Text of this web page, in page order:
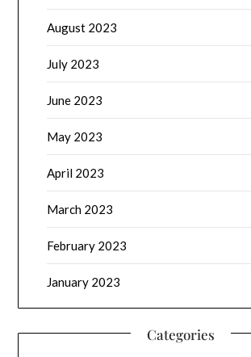
August 2023
July 2023
June 2023
May 2023
April 2023
March 2023
February 2023
January 2023
Categories